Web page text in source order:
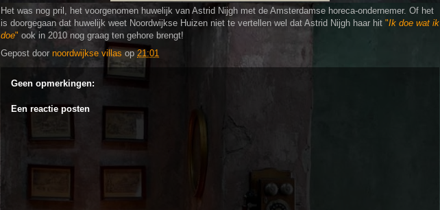
Het was nog pril, het voorgenomen huwelijk van Astrid Nijgh met de Amsterdamse horeca-ondernemer. Of het
is doorgegaan dat huwelijk weet Noordwijkse Huizen niet te vertellen wel dat Astrid Nijgh haar hit "Ik doe wat ik
doe" ook in 2010 nog graag ten gehore brengt!
Gepost door noordwijkse villas op21:01
Geen opmerkingen:
Een reactie posten